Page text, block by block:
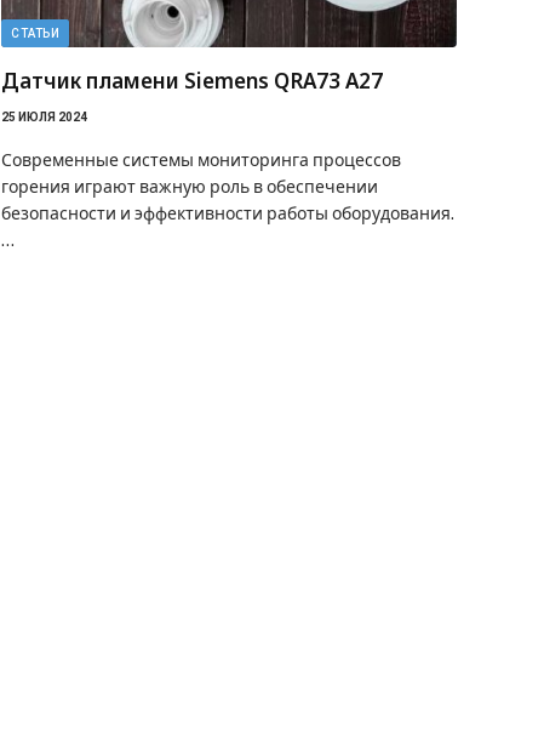
СТАТЬИ
Датчик пламени Siemens QRA73 A27
25 ИЮЛЯ 2024
Современные системы мониторинга процессов
горения играют важную роль в обеспечении
безопасности и эффективности работы оборудования.
…